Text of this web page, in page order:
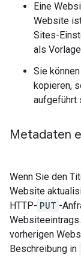
Eine
Website
Sites-
als
Sie
kopieren,
aufgeführt
Metadaten
Wenn Sie den
Website
HTTP- PUT -
vorherigen
Beschreibung in